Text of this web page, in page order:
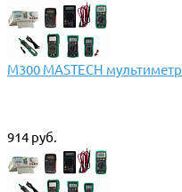
M300 MASTECH мультиметр
914 руб.